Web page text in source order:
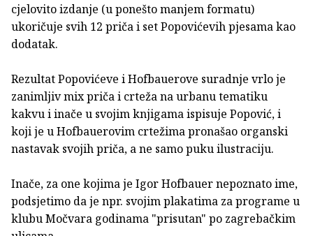
cjelovito izdanje (u ponešto manjem formatu)
ukoričuje svih 12 priča i set Popovićevih pjesama kao
dodatak.
Rezultat Popovićeve i Hofbauerove suradnje vrlo je
zanimljiv mix priča i crteža na urbanu tematiku
kakvu i inače u svojim knjigama ispisuje Popović, i
koji je u Hofbauerovim crtežima pronašao organski
nastavak svojih priča, a ne samo puku ilustraciju.
Inače, za one kojima je Igor Hofbauer nepoznato ime,
podsjetimo da je npr. svojim plakatima za programe u
klubu Močvara godinama "prisutan" po zagrebačkim